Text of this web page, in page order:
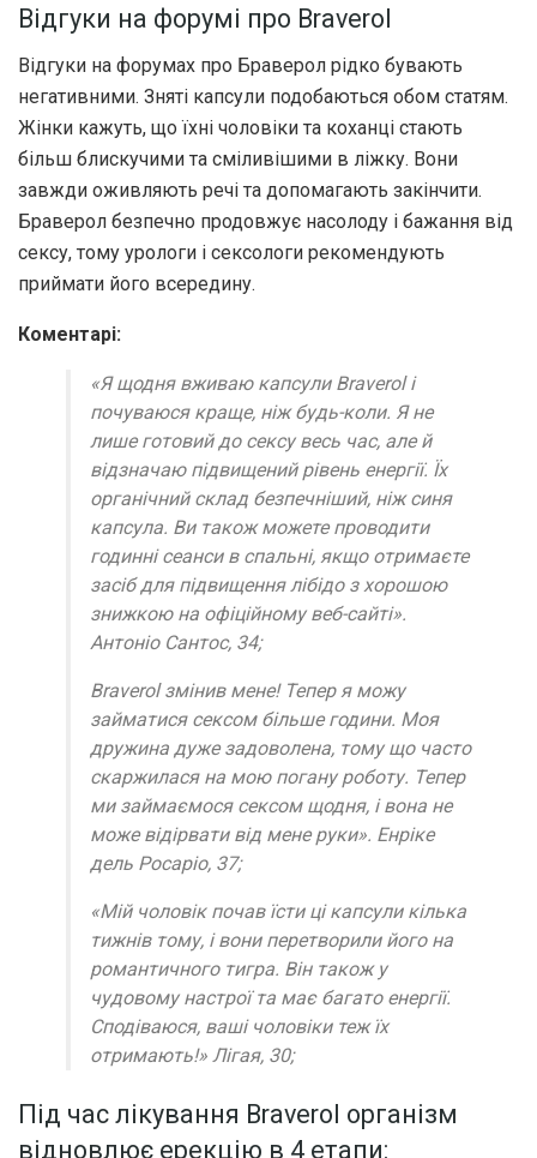
Відгуки на форумі про Braverol
Відгуки на форумах про Браверол рідко бувають
негативними. Зняті капсули подобаються обом статям.
Жінки кажуть, що їхні чоловіки та коханці стають
більш блискучими та сміливішими в ліжку. Вони
завжди оживляють речі та допомагають закінчити.
Браверол безпечно продовжує насолоду і бажання від
сексу, тому урологи і сексологи рекомендують
приймати його всередину.
Коментарі:
«Я щодня вживаю капсули Braverol і
почуваюся краще, ніж будь-коли. Я не
лише готовий до сексу весь час, але й
відзначаю підвищений рівень енергії. Їх
органічний склад безпечніший, ніж синя
капсула. Ви також можете проводити
годинні сеанси в спальні, якщо отримаєте
засіб для підвищення лібідо з хорошою
знижкою на офіційному веб-сайті».
Антоніо Сантос, 34;
Braverol змінив мене! Тепер я можу
займатися сексом більше години. Моя
дружина дуже задоволена, тому що часто
скаржилася на мою погану роботу. Тепер
ми займаємося сексом щодня, і вона не
може відірвати від мене руки». Енріке
дель Росаріо, 37;
«Мій чоловік почав їсти ці капсули кілька
тижнів тому, і вони перетворили його на
романтичного тигра. Він також у
чудовому настрої та має багато енергії.
Сподіваюся, ваші чоловіки теж їх
отримають!» Лігая, 30;
Під час лікування Braverol організм
відновлює ерекцію в 4 етапи: